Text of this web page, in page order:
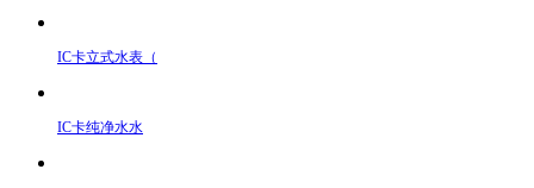
IC卡立式水表（
IC卡纯净水水